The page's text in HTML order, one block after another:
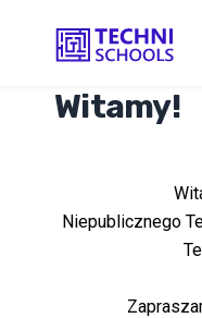
WYDARZENIA
Witamy!
Niepublicznego